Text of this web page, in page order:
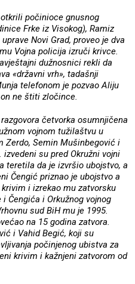
počinioce gnusnog
Frke iz Visokog), Ramiz
Novi Grad, proveo je dva
Vojna policija izruči krivce.
dužnosnici rekli da
«državni vrh», tadašnji
telefonom je pozvao Aliju
ne štiti zločince.
četvorka osumnjičena
vojnom tužilaštvu u
Zerdo, Semin Mušinbegović i
su pred Okružni vojni
teretila da je izvršio ubojstvo, a
Čengić priznao je ubojstvo a
i izrekao mu zatvorsku
Čengića i Orkužnog vojnog
sud BiH mu je 1995.
na 15 godina zatvora.
i Vahid Begić, koji su
počinjenog ubistva za
krivim i kažnjeni zatvorom od